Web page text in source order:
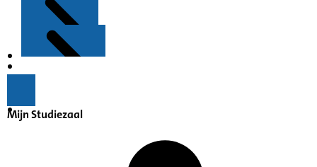
Inventaris
Mijn Studiezaal